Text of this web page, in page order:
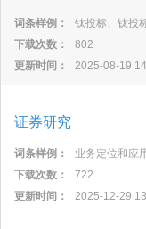
词条样例：
钛投标、钛投
下载次数：
802
更新时间：
2025-08-19
证券研究
词条样例：
业务定位和应
下载次数：
722
更新时间：
2025-12-29